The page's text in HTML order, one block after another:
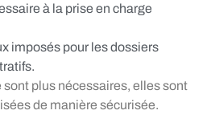
à la prise en charge
imposés pour les dossiers
sont plus nécessaires, elles sont
de manière sécurisée.